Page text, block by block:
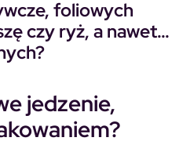
foliowych
czy ryż, a nawet…
jedzenie,